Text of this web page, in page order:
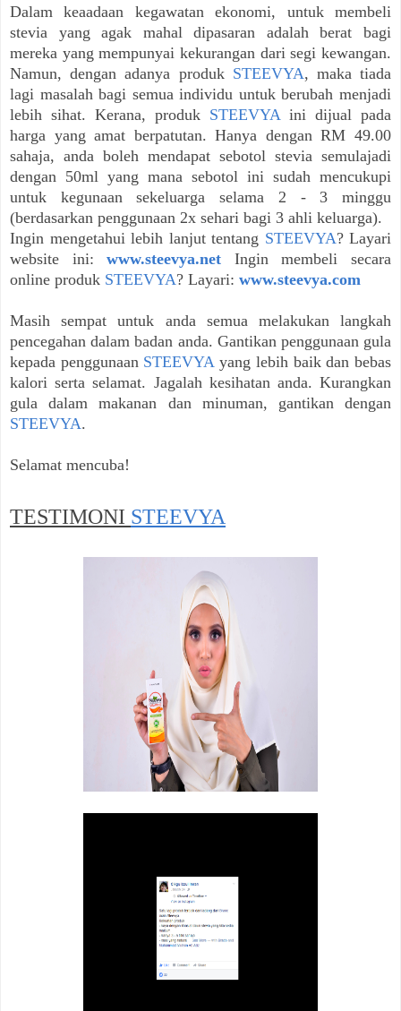
Dalam keaadaan kegawatan ekonomi, untuk membeli
stevia yang agak mahal dipasaran adalah berat bagi
mereka yang mempunyai kekurangan dari segi kewangan.
Namun, dengan adanya produk STEEVYA, maka tiada
lagi masalah bagi semua individu untuk berubah menjadi
lebih sihat. Kerana, produk STEEVYA ini dijual pada
harga yang amat berpatutan. Hanya dengan RM 49.00
sahaja, anda boleh mendapat sebotol stevia semulajadi
dengan 50ml yang mana sebotol ini sudah mencukupi
untuk kegunaan sekeluarga selama 2 - 3 minggu
(berdasarkan penggunaan 2x sehari bagi 3 ahli keluarga).
Ingin mengetahui lebih lanjut tentang STEEVYA? Layari
website ini:www.steevya.net Ingin membeli secara
online produk STEEVYA? Layari: www.steevya.com
Masih sempat untuk anda semua melakukan langkah
pencegahan dalam badan anda. Gantikan penggunaan gula
kepada penggunaan STEEVYA yang lebih baik dan bebas
kalori serta selamat. Jagalah kesihatan anda. Kurangkan
gula dalam makanan dan minuman, gantikan dengan
STEEVYA.
Selamat mencuba!
TESTIMONI STEEVYA